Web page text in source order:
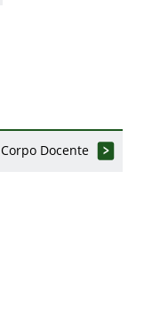
Corpo Docente